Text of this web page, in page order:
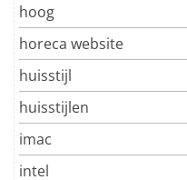
hoog
horeca website
huisstijl
huisstijlen
imac
intel